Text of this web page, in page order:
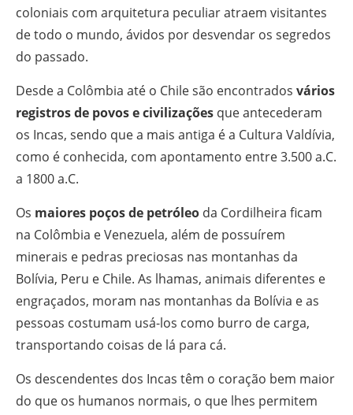
coloniais com arquitetura peculiar atraem visitantes
de todo o mundo, ávidos por desvendar os segredos
do passado.
Desde a Colômbia até o Chile são encontrados vários
registros de povos e civilizações que antecederam
os Incas, sendo que a mais antiga é a Cultura Valdívia,
como é conhecida, com apontamento entre 3.500 a.C.
a 1800 a.C.
Os maiores poços de petróleo da Cordilheira ficam
na Colômbia e Venezuela, além de possuírem
minerais e pedras preciosas nas montanhas da
Bolívia, Peru e Chile. As lhamas, animais diferentes e
engraçados, moram nas montanhas da Bolívia e as
pessoas costumam usá-los como burro de carga,
transportando coisas de lá para cá.
Os descendentes dos Incas têm o coração bem maior
do que os humanos normais, o que lhes permitem